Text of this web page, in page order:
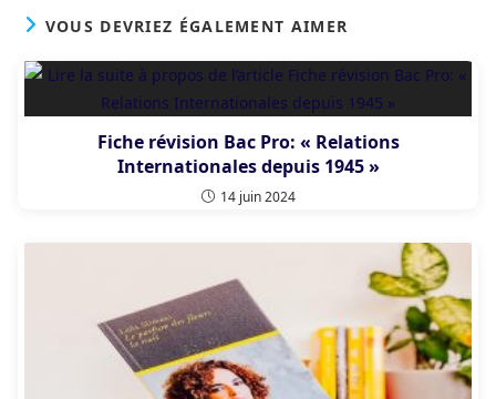
VOUS DEVRIEZ ÉGALEMENT AIMER
Fiche révision Bac Pro: « Relations
Internationales depuis 1945 »
14 juin 2024